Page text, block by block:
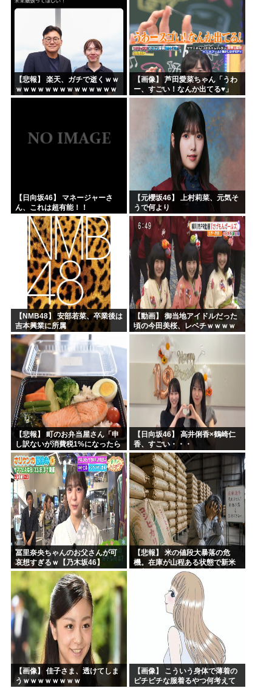
【悲報】 楽天、ガチで逝くｗｗ
ｗｗｗｗｗｗｗｗｗｗｗｗｗｗ
ｗｗｗｗ
【画像】 芦田愛菜ちゃん「うわ
ー、すごい！なんか出てる♥」
【日向坂46】 マネージャーさ
ん、これは超有能！！
【元櫻坂46】 上村莉菜、元気そ
うで何より
【NMB48】 安部若菜、卒業後は
吉本興業に所属
【動画】 御当地アイドルだった
頃の今田美桜、レベチｗｗｗｗ
ｗｗｗｗｗｗｗｗｗｗｗｗｗｗ
【悲報】 町のお弁当屋さん「申
し訳ないが消費税1%になったら
その分商品代を値上げするわ」
【日向坂46】 高井俐香×鶴崎仁
香、すごい・・・
冨里奈央ちゃんのお父さんが可
哀想すぎるｗ【乃木坂46】
【悲報】 米の値段大暴落の危
機。在庫が山程ある状態で新米
の収穫始まる。「米農家が生活
【画像】 佳子さま、透けてしま
うｗｗｗｗｗｗｗｗ
【画像】 こういう身体で薄着の
ピチピチな服着るやつ何考えて